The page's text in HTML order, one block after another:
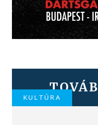
KULTÚRA